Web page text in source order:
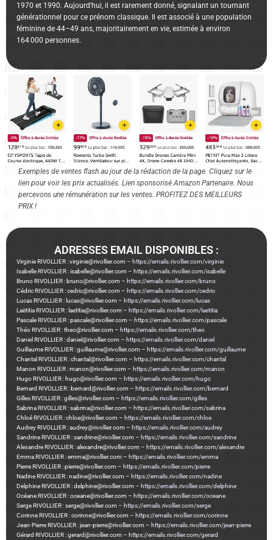
1970 et 1990. Aujourd’hui, il est rarement donné, signalant un tournant
générationnel pour ce prénom classique. Il est associé à une population
féminine de 44–49 ans, majoritairement en vie, estimée à environ
164 000 personnes.
Exemples de ventes flash au jour de la rédaction de la page. Cliquez sur le
lien pour voir les prix actualisés. Lien sponsorisé Amazon Partenaire. Nous
percevons une rémunération sur les ventes. PROFITEZ DES MEILLEURS
PRIX !
ADRESSES EMAIL DISPONIBLES :
Virginie RIVOLLIER : virginie@rivollier.com – https://emails.rivollier.com/virginie
Isabelle RIVOLLIER : isabelle@rivollier.com – https://emails.rivollier.com/isabelle
Bruno RIVOLLIER : bruno@rivollier.com – https://emails.rivollier.com/bruno
Cédric RIVOLLIER : cedric@rivollier.com – https://emails.rivollier.com/cedric
Lucas RIVOLLIER : lucas@rivollier.com – https://emails.rivollier.com/lucas
Laëtitia RIVOLLIER : laetitia@rivollier.com – https://emails.rivollier.com/laetitia
Pascale RIVOLLIER : pascale@rivollier.com – https://emails.rivollier.com/pascale
Théo RIVOLLIER : theo@rivollier.com – https://emails.rivollier.com/theo
Daniel RIVOLLIER : daniel@rivollier.com – https://emails.rivollier.com/daniel
Guillaume RIVOLLIER : guillaume@rivollier.com – https://emails.rivollier.com/guillaume
Chantal RIVOLLIER : chantal@rivollier.com – https://emails.rivollier.com/chantal
Manon RIVOLLIER : manon@rivollier.com – https://emails.rivollier.com/manon
Hugo RIVOLLIER : hugo@rivollier.com – https://emails.rivollier.com/hugo
Bernard RIVOLLIER : bernard@rivollier.com – https://emails.rivollier.com/bernard
Gilles RIVOLLIER : gilles@rivollier.com – https://emails.rivollier.com/gilles
Sabrina RIVOLLIER : sabrina@rivollier.com – https://emails.rivollier.com/sabrina
Chloé RIVOLLIER : chloe@rivollier.com – https://emails.rivollier.com/chloe
Audrey RIVOLLIER : audrey@rivollier.com – https://emails.rivollier.com/audrey
Sandrine RIVOLLIER : sandrine@rivollier.com – https://emails.rivollier.com/sandrine
Alexandre RIVOLLIER : alexandre@rivollier.com – https://emails.rivollier.com/alexandre
Emma RIVOLLIER : emma@rivollier.com – https://emails.rivollier.com/emma
Pierre RIVOLLIER : pierre@rivollier.com – https://emails.rivollier.com/pierre
Nadine RIVOLLIER : nadine@rivollier.com – https://emails.rivollier.com/nadine
Delphine RIVOLLIER : delphine@rivollier.com – https://emails.rivollier.com/delphine
Océane RIVOLLIER : oceane@rivollier.com – https://emails.rivollier.com/oceane
Serge RIVOLLIER : serge@rivollier.com – https://emails.rivollier.com/serge
Corinne RIVOLLIER : corinne@rivollier.com – https://emails.rivollier.com/corinne
Jean-Pierre RIVOLLIER : jean-pierre@rivollier.com – https://emails.rivollier.com/jean-pierre
Gérard RIVOLLIER : gerard@rivollier.com – https://emails.rivollier.com/gerard